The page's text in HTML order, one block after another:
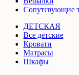
Сопутсвующие
ДЕТСКАЯ
Все детские
Кровати
Матрасы
Шкафы